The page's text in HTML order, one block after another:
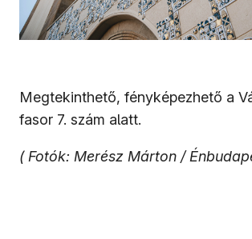
Megtekinthető, fényképezhető a
fasor 7. szám alatt.
( Fotók: Merész Márton /